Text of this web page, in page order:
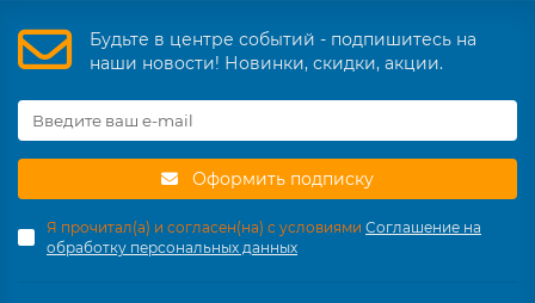
Будьте в центре событий - подпишитесь на
наши новости! Новинки, скидки, акции.
Оформить подписку
Я прочитал(а) и согласен(на) с условиями Соглашение на
обработку персональных данных